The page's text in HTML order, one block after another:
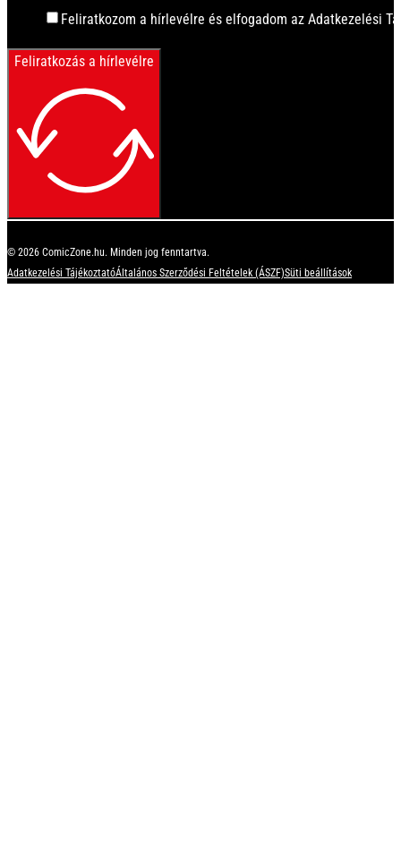
Feliratkozom a hírlevélre és elfogadom az Adatkezelési
Feliratkozás a hírlevélre
© 2026 ComicZone.hu. Minden jog fenntartva.
Adatkezelési TájékoztatóÁltalános Szerződési Feltételek (ÁSZF)Süti beállítások